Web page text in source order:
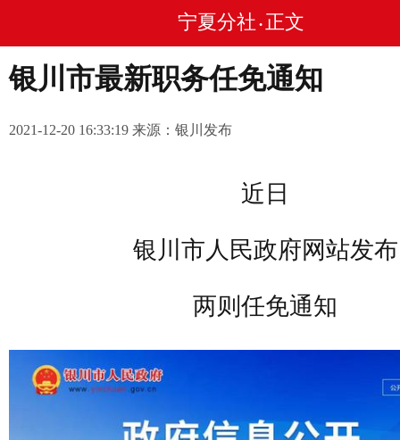
宁夏分社 • 正文
银川市最新职务任免通知
2021-12-20 16:33:19 来源：银川发布
近日
银川市人民政府网站发布
两则任免通知